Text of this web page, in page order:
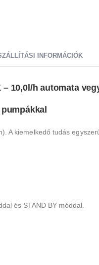
INFORMÁCIÓK
– 10,0l/h automata
A kiemelkedő tudás
és STAND BY móddal.